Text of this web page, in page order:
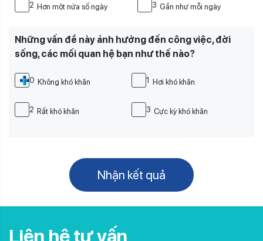
2 Hơn một nửa số ngày 3 Gần như mỗi ngày
Những vấn đề này ảnh hưởng đến công việc, đời
sống, các mối quan hệ bạn như thế nào?
0 Không khó khăn 1 Hơi khó khăn
2 Rất khó khăn 3 Cực kỳ khó khăn
Nhận kết quả
Liên hệ tư vấn